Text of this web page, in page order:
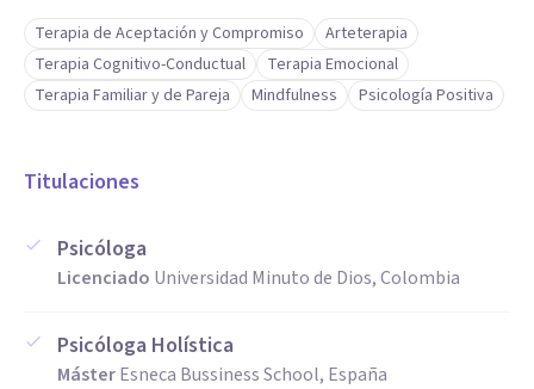
Terapia de Aceptación y Compromiso
Arteterapia
Terapia Cognitivo-Conductual
Terapia Emocional
Terapia Familiar y de Pareja
Mindfulness Psicología Positiva
Titulaciones
Psicóloga
Licenciado Universidad Minuto de Dios, Colombia
Psicóloga Holística
MásterEsneca Bussiness School, España